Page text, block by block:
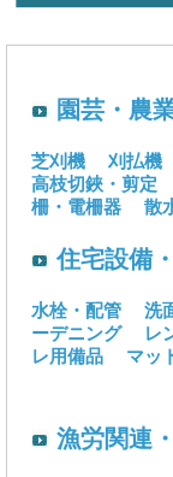
園芸・農
芝刈機 刈払機
高枝切鋏・剪定
柵・電柵器
散
住宅設備
水栓・配管 洗
ーデニング
レ
レ用備品
マッ
漁労関連